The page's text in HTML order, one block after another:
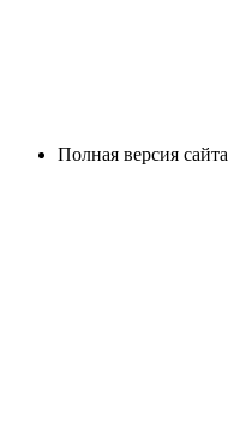
Полная версия сайта